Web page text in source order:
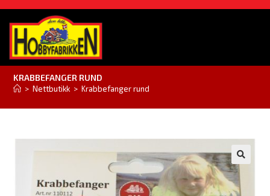
KRABBEFANGER RUND
> Nettbutikk > Krabbefanger rund
🔍